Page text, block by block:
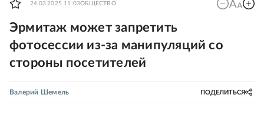
24.03.2025 11:03ОБЩЕСТВО
Эрмитаж может запретить
фотосессии из-за манипуляций со
стороны посетителей
Валерий Шемель ПОДЕЛИТЬСЯ